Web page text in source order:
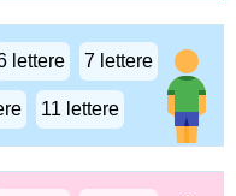
lettere 7 lettere
11 lettere